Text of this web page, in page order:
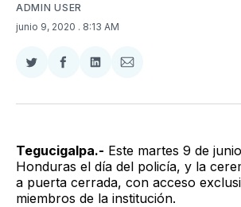
ADMIN USER
junio 9, 2020 . 8:13 AM
Compartir
Twitter
Compartir
Facebook
Compartir
LinkedIn
Compartir
Email
Tegucigalpa.- Este martes 9 de
Honduras el día del policía, y la
a puerta cerrada, con acceso
miembros de la institución.